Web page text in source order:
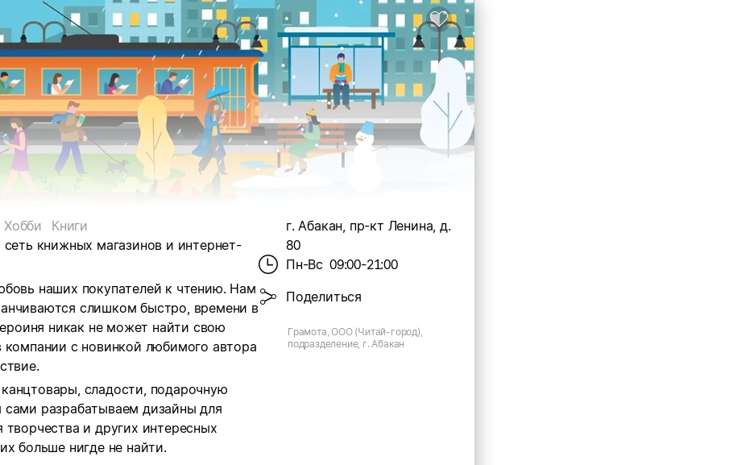
Хобби
Книги
книжных магазинов и интернет-
наших покупателей к чтению. Нам
слишком быстро, времени в
никак не может найти свою
с новинкой любимого автора
сладости, подарочную
разрабатываем дизайны для
и других интересных
больше нигде не найти.
г. Абакан, пр-кт Ленина, д.
80
Пн-Вс 09:00-21:00
Поделиться
Грамота, ООО (Читай-город),
подразделение, г. Абакан